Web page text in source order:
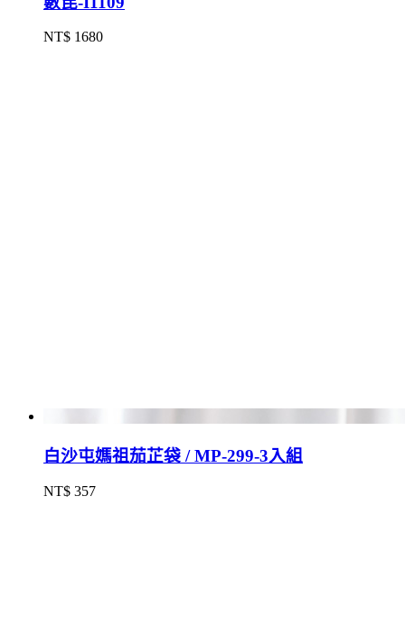
NT$ 1680
白沙屯媽祖茄芷袋 / MP-299-3入組
NT$ 357